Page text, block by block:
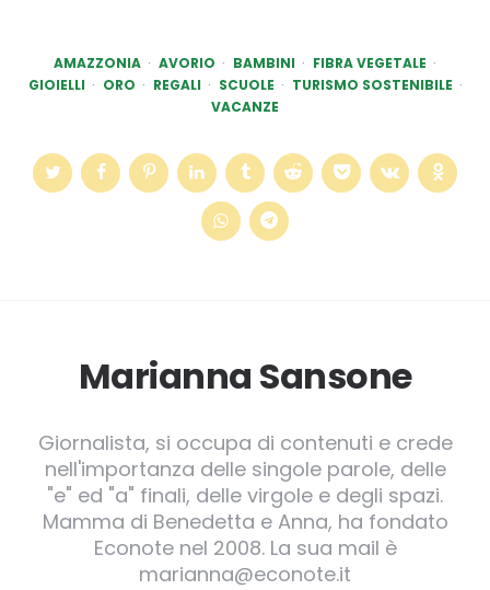
AMAZZONIA AVORIO BAMBINI
FIBRA VEGETALE
GIOIELLI
ORO REGALI SCUOLE
TURISMO SOSTENIBILE
VACANZE
Marianna Sansone
Giornalista, si occupa di contenuti e crede
nell'importanza delle singole parole, delle
"e" ed "a" finali, delle virgole e degli spazi.
Mamma di Benedetta e Anna, ha fondato
Econote nel 2008. La sua mail è
marianna@econote.it